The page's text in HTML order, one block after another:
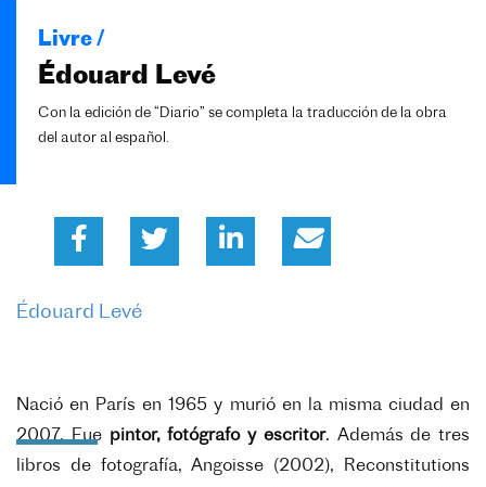
Livre /
Édouard Levé
Con la edición de “Diario” se completa la traducción de la obra
del autor al español.
Édouard Levé
Nació en París en 1965 y murió en la misma ciudad en
2007. Fue pintor, fotógrafo y escritor. Además de tres
libros de fotografía, Angoisse (2002), Reconstitutions